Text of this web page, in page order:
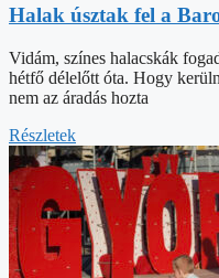
Halak úsztak fel a
Vidám, színes halacskák
hétfő délelőtt óta. Hogy
nem az áradás hozta
Részletek